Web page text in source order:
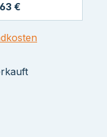
€